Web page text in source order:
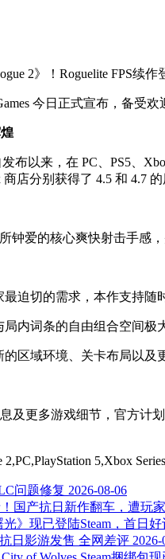
2》！Roguelite FPS
今日正式宣布，备受欢
布以来，在 PC、PS5、
店分别获得了 4.5 和 4.7
钟爱的核心爽快射击手感
最迫切的需求，本作支持
内词条的自由组合空间
区域环境、关卡布局以
及更多游戏细节，官方计
2,PC,PlayStation 5,Xbox
问题修复 2026-08-06
国产抗日新作翻车，遭玩
》现已登陆Steam，首日好
日影游发售 全网差评 2026-